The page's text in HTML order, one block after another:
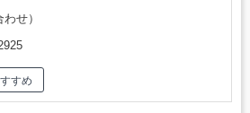
せ）
すめ